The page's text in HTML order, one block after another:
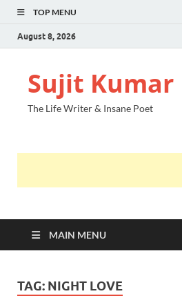
TOP MENU
August 8, 2026
Sujit Kumar
The Life Writer & Insane Poet
MAIN MENU
TAG: NIGHT LOVE